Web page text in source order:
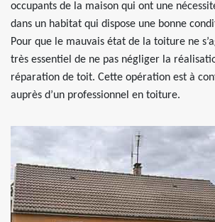
occupants de la maison qui ont une
dans un habitat qui dispose une bonne
Pour que le mauvais état de la toiture ne
très essentiel de ne pas négliger la
réparation de toit. Cette opération est à
auprès d’un professionnel en toiture.